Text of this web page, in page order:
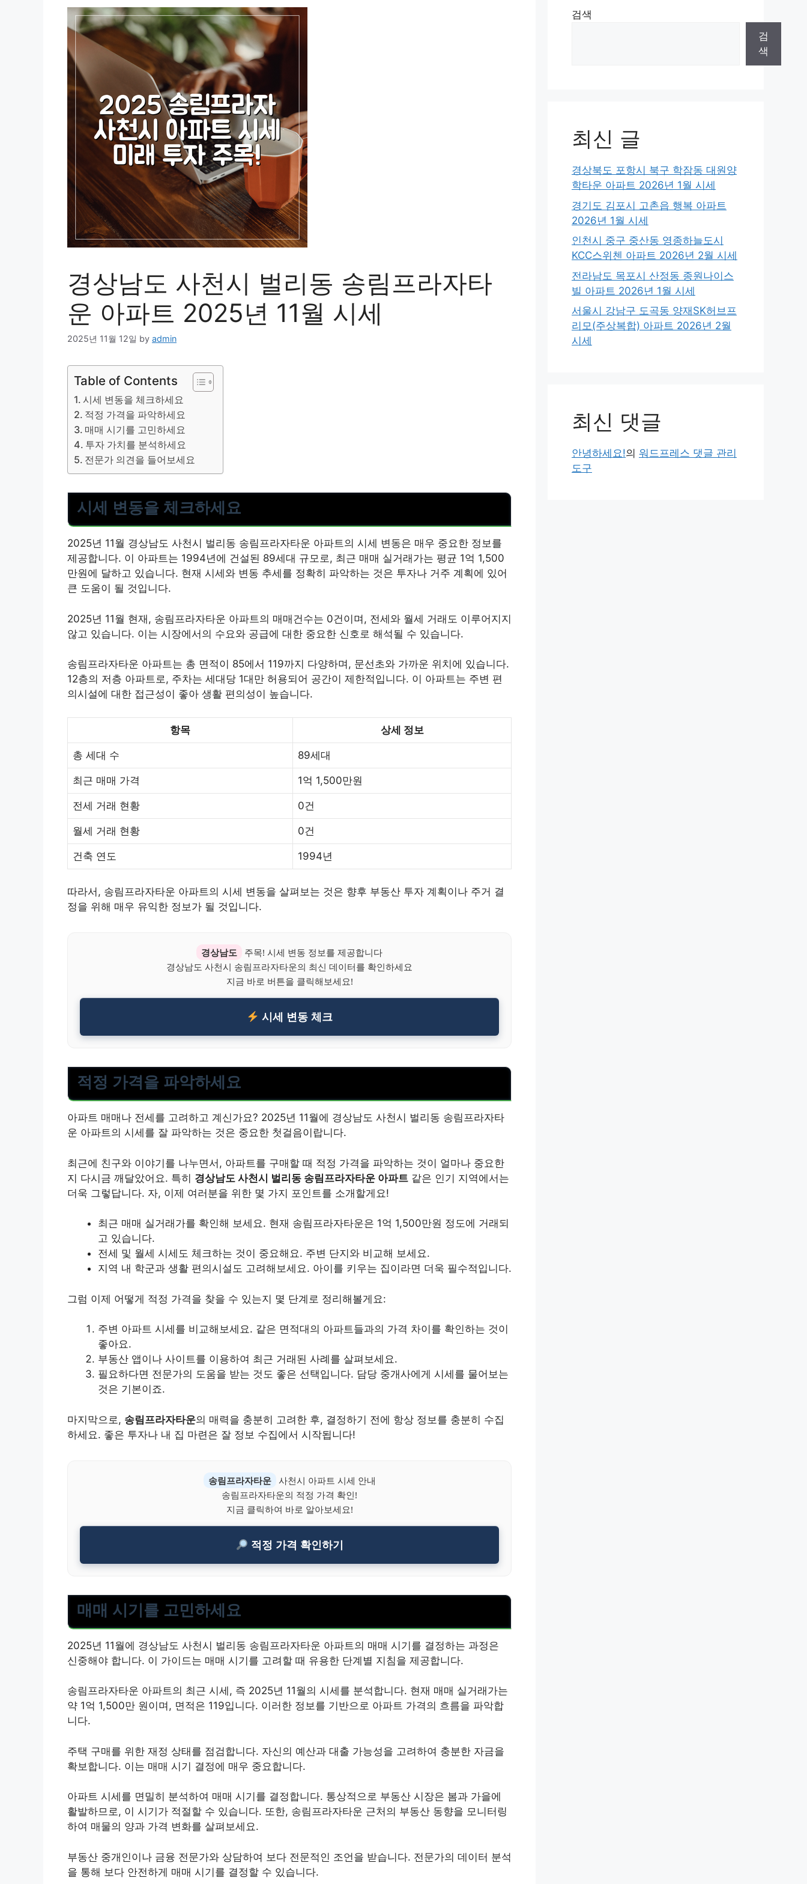
경상남도 사천시 벌리동 송림프라자타
운 아파트 2025년 11월 시세
2025년 11월 12일 by admin
Table of Contents
시세 변동을 체크하세요
적정 가격을 파악하세요
매매 시기를 고민하세요
투자 가치를 분석하세요
전문가 의견을 들어보세요
시세 변동을 체크하세요
2025년 11월 경상남도 사천시 벌리동 송림프라자타운 아파트의 시세 변동은 매우 중요한 정보를
제공합니다. 이 아파트는 1994년에 건설된 89세대 규모로, 최근 매매 실거래가는 평균 1억 1,500
만원에 달하고 있습니다. 현재 시세와 변동 추세를 정확히 파악하는 것은 투자나 거주 계획에 있어
큰 도움이 될 것입니다.
2025년 11월 현재, 송림프라자타운 아파트의 매매건수는 0건이며, 전세와 월세 거래도 이루어지지
않고 있습니다. 이는 시장에서의 수요와 공급에 대한 중요한 신호로 해석될 수 있습니다.
송림프라자타운 아파트는 총 면적이 85에서 119까지 다양하며, 문선초와 가까운 위치에 있습니다.
12층의 저층 아파트로, 주차는 세대당 1대만 허용되어 공간이 제한적입니다. 이 아파트는 주변 편
의시설에 대한 접근성이 좋아 생활 편의성이 높습니다.
항목 상세 정보
총 세대 수 89세대
최근 매매 가격 1억 1,500만원
전세 거래 현황 0건
월세 거래 현황 0건
건축 연도 1994년
따라서, 송림프라자타운 아파트의 시세 변동을 살펴보는 것은 향후 부동산 투자 계획이나 주거 결
정을 위해 매우 유익한 정보가 될 것입니다.
경상남도
주목! 시세 변동 정보를 제공합니다
경상남도 사천시 송림프라자타운의 최신 데이터를 확인하세요
지금 바로 버튼을 클릭해보세요!
시세 변동 체크
적정 가격을 파악하세요
아파트 매매나 전세를 고려하고 계신가요? 2025년 11월에 경상남도 사천시 벌리동 송림프라자타
운 아파트의 시세를 잘 파악하는 것은 중요한 첫걸음이랍니다.
최근에 친구와 이야기를 나누면서, 아파트를 구매할 때 적정 가격을 파악하는 것이 얼마나 중요한
지 다시금 깨달았어요. 특히 경상남도 사천시 벌리동 송림프라자타운 아파트 같은 인기 지역에서는
더욱 그렇답니다. 자, 이제 여러분을 위한 몇 가지 포인트를 소개할게요!
최근 매매 실거래가를 확인해 보세요. 현재 송림프라자타운은 1억 1,500만원 정도에 거래되
고 있습니다.
전세 및 월세 시세도 체크하는 것이 중요해요. 주변 단지와 비교해 보세요.
지역 내 학군과 생활 편의시설도 고려해보세요. 아이를 키우는 집이라면 더욱 필수적입니다.
그럼 이제 어떻게 적정 가격을 찾을 수 있는지 몇 단계로 정리해볼게요:
주변 아파트 시세를 비교해보세요. 같은 면적대의 아파트들과의 가격 차이를 확인하는 것이
좋아요.
부동산 앱이나 사이트를 이용하여 최근 거래된 사례를 살펴보세요.
필요하다면 전문가의 도움을 받는 것도 좋은 선택입니다. 담당 중개사에게 시세를 물어보는
것은 기본이죠.
마지막으로, 송림프라자타운의 매력을 충분히 고려한 후, 결정하기 전에 항상 정보를 충분히 수집
하세요. 좋은 투자나 내 집 마련은 잘 정보 수집에서 시작됩니다!
송림프라자타운
사천시 아파트 시세 안내
송림프라자타운의 적정 가격 확인!
지금 클릭하여 바로 알아보세요!
적정 가격 확인하기
매매 시기를 고민하세요
2025년 11월에 경상남도 사천시 벌리동 송림프라자타운 아파트의 매매 시기를 결정하는 과정은
신중해야 합니다. 이 가이드는 매매 시기를 고려할 때 유용한 단계별 지침을 제공합니다.
송림프라자타운 아파트의 최근 시세, 즉 2025년 11월의 시세를 분석합니다. 현재 매매 실거래가는
약 1억 1,500만 원이며, 면적은 119입니다. 이러한 정보를 기반으로 아파트 가격의 흐름을 파악합
니다.
주택 구매를 위한 재정 상태를 점검합니다. 자신의 예산과 대출 가능성을 고려하여 충분한 자금을
확보합니다. 이는 매매 시기 결정에 매우 중요합니다.
아파트 시세를 면밀히 분석하여 매매 시기를 결정합니다. 통상적으로 부동산 시장은 봄과 가을에
활발하므로, 이 시기가 적절할 수 있습니다. 또한, 송림프라자타운 근처의 부동산 동향을 모니터링
하여 매물의 양과 가격 변화를 살펴보세요.
부동산 중개인이나 금융 전문가와 상담하여 보다 전문적인 조언을 받습니다. 전문가의 데이터 분석
을 통해 보다 안전하게 매매 시기를 결정할 수 있습니다.
검색
검
색
최신 글
경상북도 포항시 북구 학잠동 대원양
학타운 아파트 2026년 1월 시세
경기도 김포시 고촌읍 행복 아파트
2026년 1월 시세
인천시 중구 중산동 영종하늘도시
KCC스위첸 아파트 2026년 2월 시세
전라남도 목포시 산정동 종원나이스
빌 아파트 2026년 1월 시세
서울시 강남구 도곡동 양재SK허브프
리모(주상복합) 아파트 2026년 2월
시세
최신 댓글
안녕하세요!의 워드프레스 댓글 관리
도구